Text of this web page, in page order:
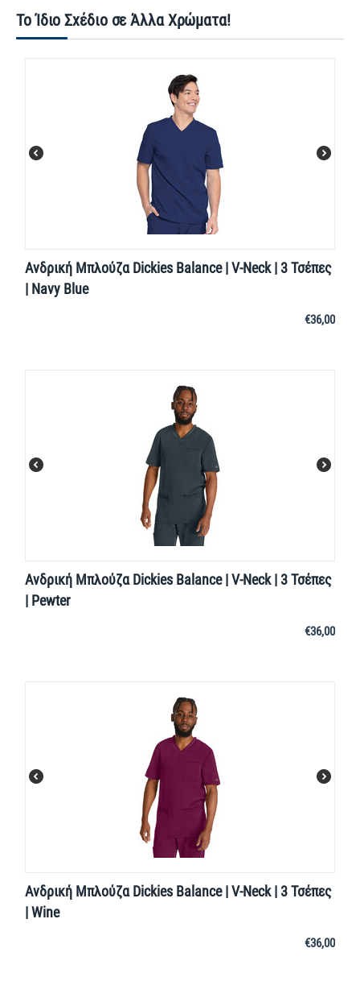
Το Ίδιο Σχέδιο σε Άλλα Χρώματα!
Ανδρική Μπλούζα Dickies Balance | V-Neck | 3 Τσέπες
| Navy Blue
€36,00
Ανδρική Μπλούζα Dickies Balance | V-Neck | 3 Τσέπες
| Pewter
€36,00
Ανδρική Μπλούζα Dickies Balance | V-Neck | 3 Τσέπες
| Wine
€36,00